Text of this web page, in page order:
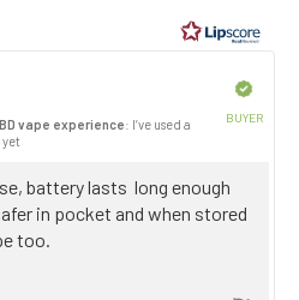
of
5
stars
vape experience: I’ve used a
yet
BUYER
battery lasts long enough
in pocket and when stored
too.